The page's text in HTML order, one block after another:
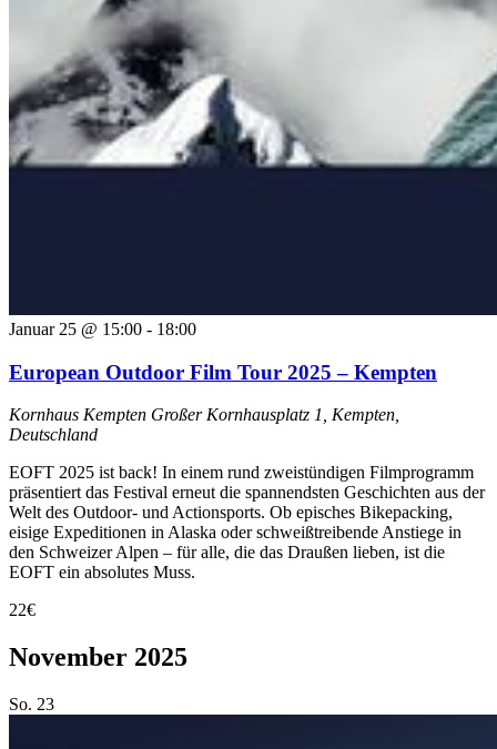
Januar 25 @ 15:00 - 18:00
European Outdoor Film Tour 2025 – Kempten
Kornhaus Kempten Großer Kornhausplatz 1, Kempten,
Deutschland
EOFT 2025 ist back! In einem rund zweistündigen Filmprogramm
präsentiert das Festival erneut die spannendsten Geschichten aus der
Welt des Outdoor- und Actionsports. Ob episches Bikepacking,
eisige Expeditionen in Alaska oder schweißtreibende Anstiege in
den Schweizer Alpen – für alle, die das Draußen lieben, ist die
EOFT ein absolutes Muss.
22€
November 2025
So. 23